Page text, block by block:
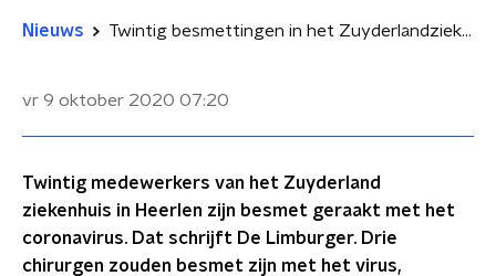
Nieuws Twintig besmettingen in het Zuyderlandziekenhuis in Heerlen
vr 9 oktober 2020 07:20
Twintig medewerkers van het Zuyderland
ziekenhuis in Heerlen zijn besmet geraakt met het
coronavirus. Dat schrijft De Limburger. Drie
chirurgen zouden besmet zijn met het virus,